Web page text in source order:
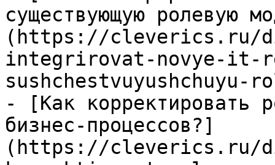
существующую ролевую
(https://cleverics.ru/
integrirovat-novye-it-
sushchestvuyushchuyu-
- [Как корректировать
бизнес-процессов?]
(https://cleverics.ru/